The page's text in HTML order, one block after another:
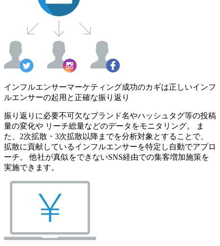
インフルエンサーマーケティング成功のカギは正しいインフ
ルエンサーの起用と正確な振り返り
振り返りに必要不可欠なブランド名やハッシュタグ等の投稿
量の変化や リーチ総量などのデータをモニタリング。 ま
た、2次拡散・3次拡散以降までを分析対象とすることで、
拡散に貢献しているインフルエンサーを特定し自動でアプロ
ーチ。 他社が真似をできないSNS経由での集客増加施策を
実施できます。